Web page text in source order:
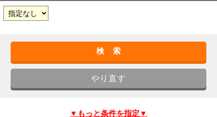
▼もっと条件を指定▼